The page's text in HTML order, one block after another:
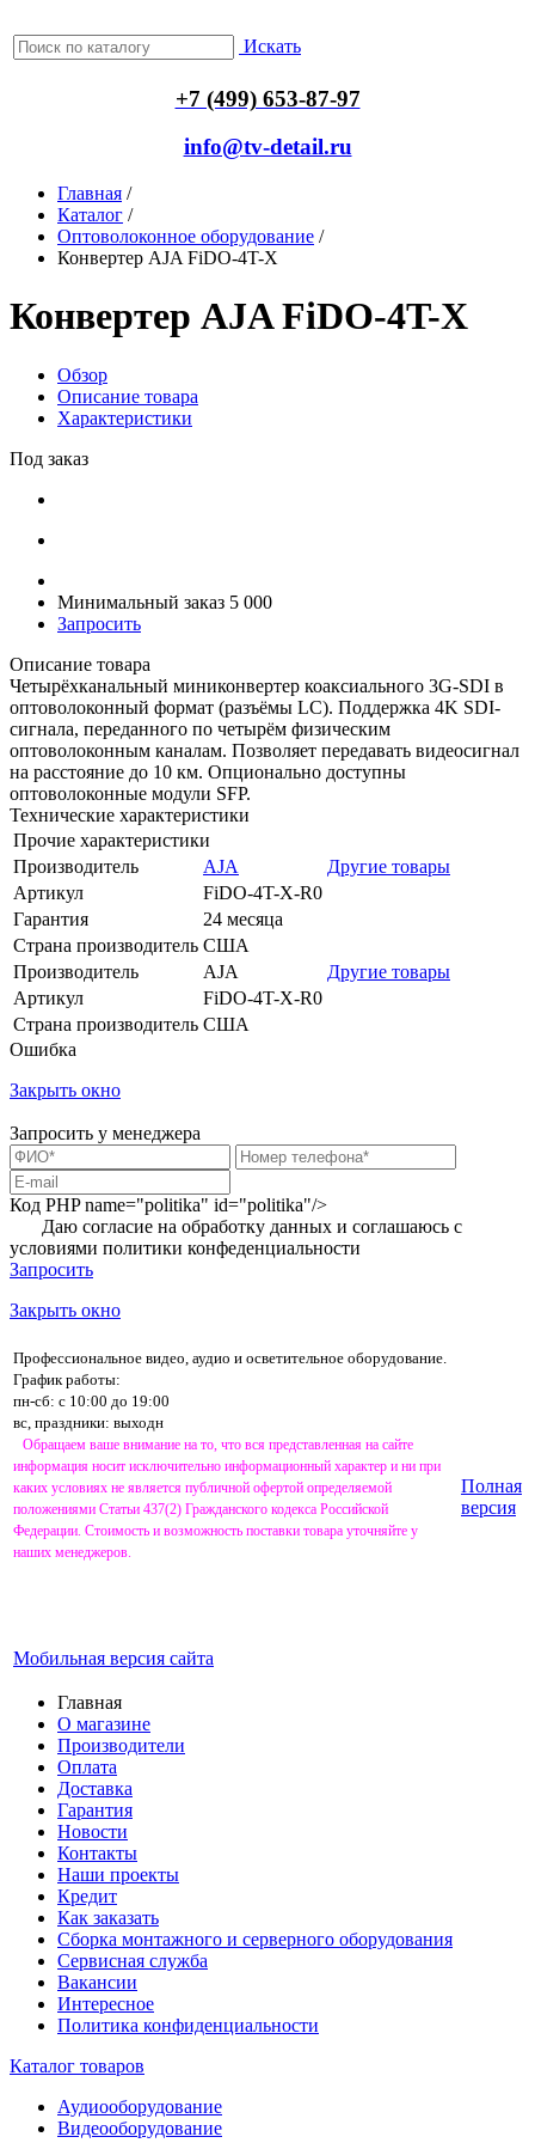
Искать
+7 (499) 653-87-97
info@tv-detail.ru
Главная /
Каталог /
Оптоволоконное оборудование /
Конвертер AJA FiDO-4T-X
Конвертер AJA FiDO-4T-X
Обзор
Описание товара
Характеристики
Под заказ
Минимальный заказ 5 000
Запросить
Описание товара
Четырёхканальный миниконвертер коаксиального 3G-SDI в
оптоволоконный формат (разъёмы LC). Поддержка 4K SDI-
сигнала, переданного по четырём физическим
оптоволоконным каналам. Позволяет передавать видеосигнал
на расстояние до 10 км. Опционально доступны
оптоволоконные модули SFP.
Технические характеристики
Прочие характеристики
Производитель
AJA
Другие товары
Артикул
FiDO-4T-X-R0
Гарантия
24 месяца
Страна производитель США
Производитель
AJA
Другие товары
Артикул
FiDO-4T-X-R0
Страна производитель США
Ошибка
Закрыть окно
Запросить у менеджера
Код PHPname="politika" id="politika"/>
Даю согласие на обработку данных и соглашаюсь с
условиями политики конфеденциальности
Запросить
Закрыть окно
Профессиональное видео, аудио и осветительное оборудование.
График работы:
пн-сб: с 10:00 до 19:00
вс, праздники: выходн
Обращаем ваше внимание на то, что вся представленная на сайте
информация носит исключительно информационный характер и ни при
каких условиях не является публичной офертой определяемой
положениями Статьи 437(2) Гражданского кодекса Российской
Федерации. Стоимость и возможность поставки товара уточняйте у
наших менеджеров.
Мобильная версия сайта
Полная
версия
Главная
О магазине
Производители
Оплата
Доставка
Гарантия
Новости
Контакты
Наши проекты
Кредит
Как заказать
Сборка монтажного и серверного оборудования
Сервисная служба
Вакансии
Интересное
Политика конфиденциальности
Каталог товаров
Аудиооборудование
Видеооборудование